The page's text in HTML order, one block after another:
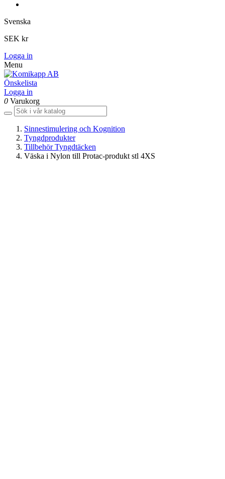
Svenska
SEK kr
Logga in
Menu
Önskelista
Logga in
0 Varukorg
Sinnestimulering och Kognition
Tyngdprodukter
Tillbehör Tyngdtäcken
Väska i Nylon till Protac-produkt stl 4XS